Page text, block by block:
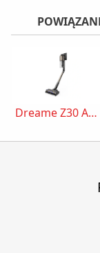
Dreame Z30 AquaCycle Pro